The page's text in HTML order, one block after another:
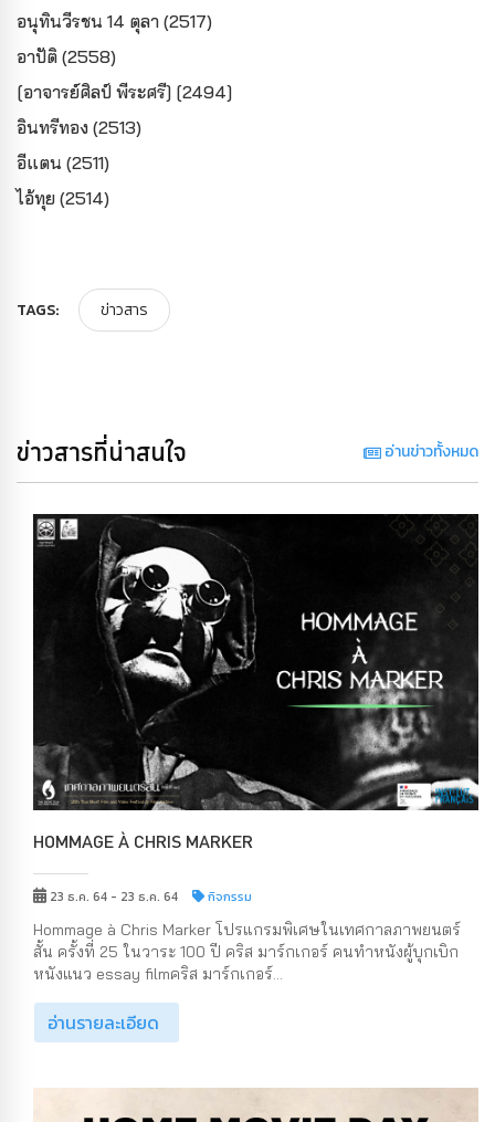
อนุทินวีรชน 14 ตุลา (2517)
อาปัติ (2558)
[อาจารย์ศิลป์ พีระศรี] [2494]
อินทรีทอง (2513)
อีแตน (2511)
ไอ้ทุย (2514)
TAGS: ข่าวสาร
ข่าวสารที่น่าสนใจ อ่านข่าวทั้งหมด
HOMMAGE À CHRIS MARKER
23 ธ.ค. 64 - 23 ธ.ค. 64 กิจกรรม
Hommage à Chris Marker โปรแกรมพิเศษในเทศกาลภาพยนตร์
สั้น ครั้งที่ 25 ในวาระ 100 ปี คริส มาร์กเกอร์ คนทำหนังผู้บุกเบิก
หนังแนว essay filmคริส มาร์กเกอร์...
อ่านรายละเอียด